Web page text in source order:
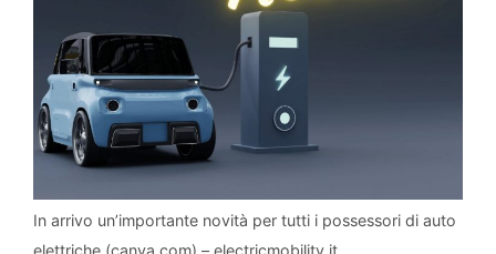
In arrivo un’importante novità per tutti i possessori di auto
elettriche (canva.com) – electricmobility.it